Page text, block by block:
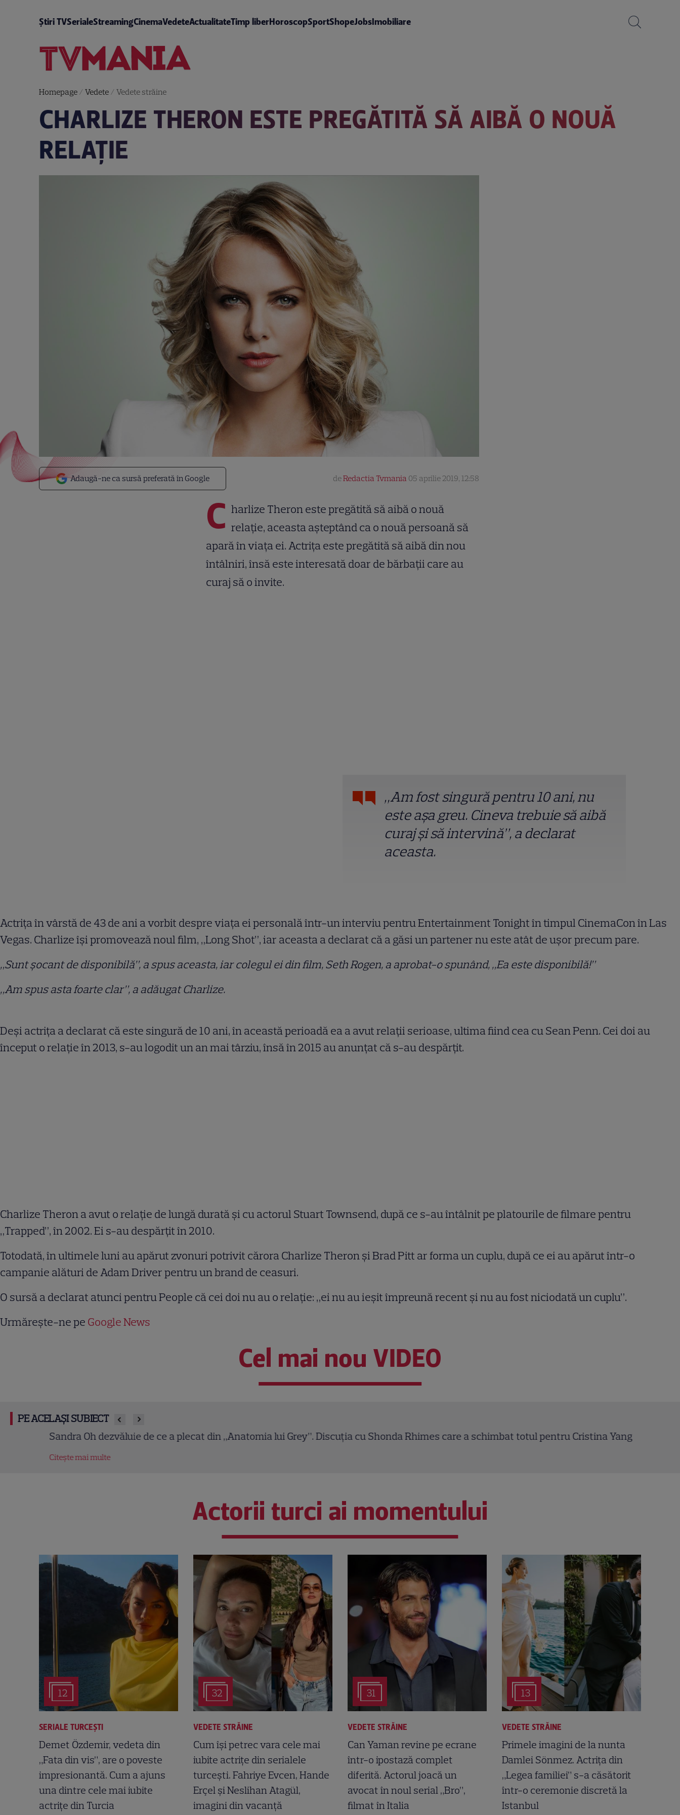
Știri TVSerialeStreamingCinemaVedeteActualitateTimp liberHoroscopSportShopeJobsImobiliare
Homepage/ Vedete/ Vedete străine
CHARLIZE THERON ESTE PREGĂTITĂ SĂ AIBĂ O NOUĂ
RELAȚIE
Adaugă-ne ca sursă preferată în Google deRedactia Tvmania 05 aprilie 2019, 12:58
C harlize Theron este pregătită să aibă o nouă
relație, aceasta așteptând ca o nouă persoană să
apară în viața ei. Actrița este pregătită să aibă din nou
întâlniri, însă este interesată doar de bărbații care au
curaj să o invite.
„Am fost singură pentru 10 ani, nu
este așa greu. Cineva trebuie să aibă
curaj și să intervină”, a declarat
aceasta.
Actrița în vârstă de 43 de ani a vorbit despre viața ei personală într-un interviu pentru Entertainment Tonight în timpul CinemaCon în Las
Vegas. Charlize își promovează noul film, „Long Shot”, iar aceasta a declarat că a găsi un partener nu este atât de ușor precum pare.
„Sunt șocant de disponibilă”, a spus aceasta, iar colegul ei din film, Seth Rogen, a aprobat-o spunând, „Ea este disponibilă!”
„Am spus asta foarte clar”, a adăugat Charlize.
Deși actrița a declarat că este singură de 10 ani, în această perioadă ea a avut relații serioase, ultima fiind cea cu Sean Penn. Cei doi au
început o relație în 2013, s-au logodit un an mai târziu, însă în 2015 au anunțat că s-au despărțit.
Charlize Theron a avut o relație de lungă durată și cu actorul Stuart Townsend, după ce s-au întâlnit pe platourile de filmare pentru
„Trapped”, în 2002. Ei s-au despărțit în 2010.
Totodată, în ultimele luni au apărut zvonuri potrivit cărora Charlize Theron și Brad Pitt ar forma un cuplu, după ce ei au apărut într-o
campanie alături de Adam Driver pentru un brand de ceasuri.
O sursă a declarat atunci pentru People că cei doi nu au o relație: „ei nu au ieșit împreună recent și nu au fost niciodată un cuplu”.
Urmărește-ne pe Google News
Cel mai nou VIDEO
PE ACELAȘI SUBIECT
Sandra Oh dezvăluie de ce a plecat din „Anatomia lui Grey”. Discuția cu Shonda Rhimes care a schimbat totul pentru Cristina Yang
Citește mai multe
Actorii turci ai momentului
12
SERIALE TURCEŞTI
Demet Özdemir, vedeta din
„Fata din vis”, are o poveste
impresionantă. Cum a ajuns
una dintre cele mai iubite
actrițe din Turcia
32
VEDETE STRĂINE
Cum își petrec vara cele mai
iubite actrițe din serialele
turcești. Fahriye Evcen, Hande
Erçel și Neslihan Atagül,
imagini din vacanță
31
VEDETE STRĂINE
Can Yaman revine pe ecrane
într-o ipostază complet
diferită. Actorul joacă un
avocat în noul serial „Bro”,
filmat în Italia
13
VEDETE STRĂINE
Primele imagini de la nunta
Damlei Sönmez. Actrița din
„Legea familiei” s-a căsătorit
într-o ceremonie discretă la
Istanbul